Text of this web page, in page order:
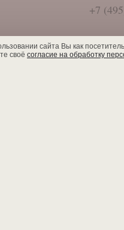
+7
сайта Вы как
своё согласие на обработку